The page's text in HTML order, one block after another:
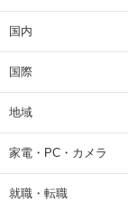
国内
国際
地域
家電・PC・カメラ
就職・転職